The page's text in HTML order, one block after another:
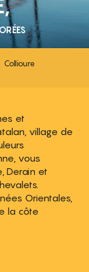
Collioure
et
village de
vous
Derain et
Orientales,
la côte
aux